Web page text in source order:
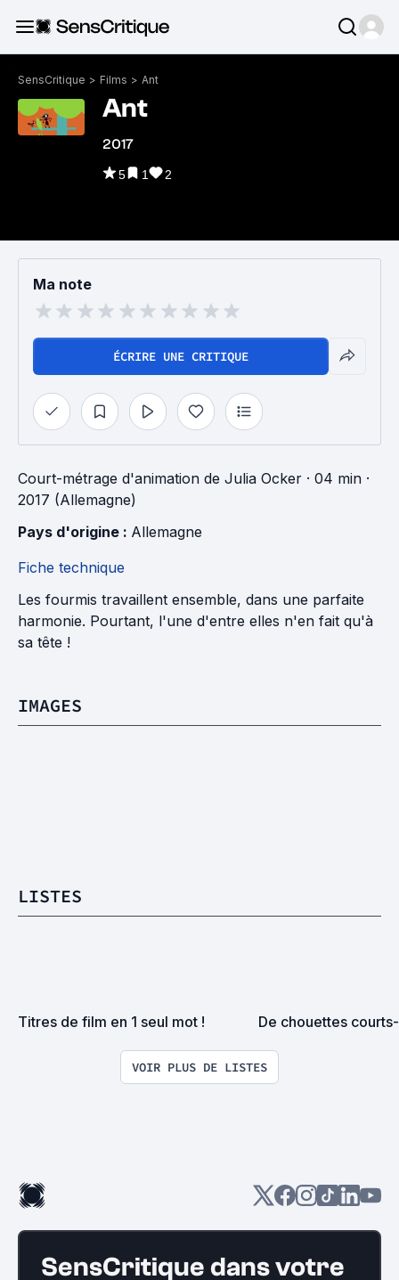
SensCritique > Films > Ant
Ant
2017
5 1 2
Ma note
ÉCRIRE UNE CRITIQUE
Court-métrage d'animation de Julia Ocker · 04 min ·
2017 (Allemagne)
Pays d'origine : Allemagne
Fiche technique
Les fourmis travaillent ensemble, dans une parfaite
harmonie. Pourtant, l'une d'entre elles n'en fait qu'à
sa tête !
IMAGES
LISTES
Titres de film en 1 seul mot ! De chouettes
VOIR PLUS DE LISTES
SensCritique dans votre